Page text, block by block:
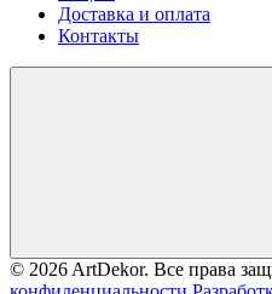
Доставка и оплата
Контакты
© 2026 ArtDekor. Все права